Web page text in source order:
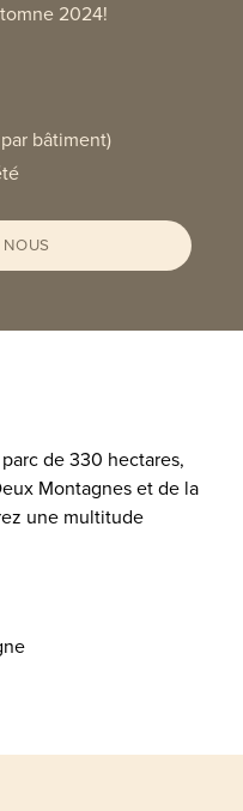
2024!
bâtiment)
parc de 330 hectares,
Montagnes et de la
une multitude